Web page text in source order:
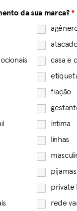
da sua marca? *
casa e
fiação
íntima
linhas
pijamas
private
rede